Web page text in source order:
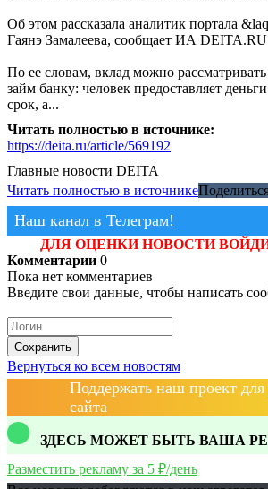
Об этом рассказала аналитик портала
Гаянэ Замалеева, сообщает ИА
По ее словам, вклад можно рассматривать
займ банку: человек предоставляет
срок, а...
Читать полностью в источнике:
https://deita.ru/article/569192
Главные новости DEITA
Читать полностью в источнике
Наш канал в Телеграм!
ДЛЯ ОЦЕНКИ НОВОСТИ
Комментарии 0
Пока нет комментариев
Введите свои данные, чтобы написать
Сохранить
Вернуться ко всем новостям
Поддержать наш проект для
сайта
ЗДЕСЬ МОЖЕТ БЫТЬ ВАША
Разместить рекламу за 5 ₽/день